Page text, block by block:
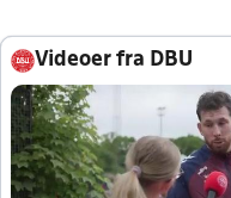
Videoer fra DBU